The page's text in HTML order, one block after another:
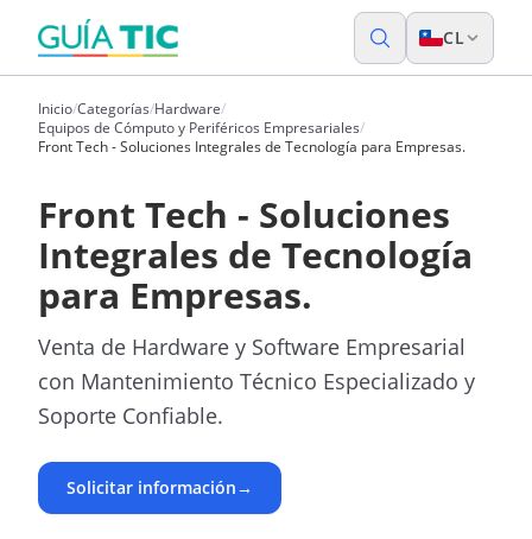
CL
Inicio/Categorías/Hardware/
Equipos de Cómputo y Periféricos Empresariales/
Front Tech - Soluciones Integrales de Tecnología para Empresas.
Front Tech - Soluciones
Integrales de Tecnología
para Empresas.
Venta de Hardware y Software Empresarial
con Mantenimiento Técnico Especializado y
Soporte Confiable.
Solicitar información→